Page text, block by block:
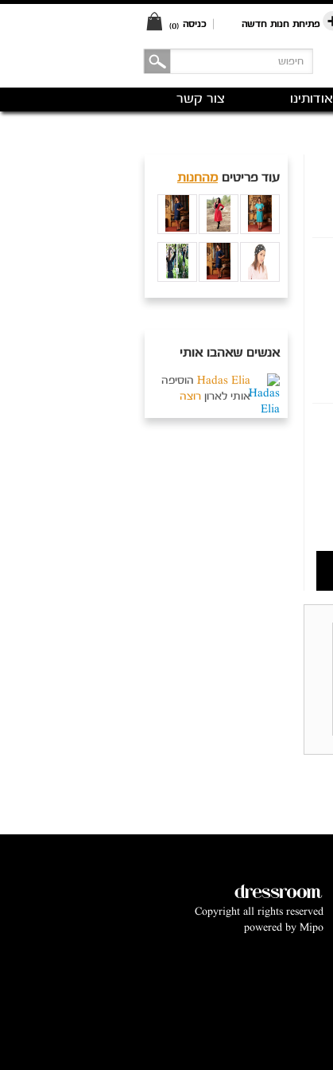
פתיחת חנות חדשה כניסה (0)
אודותינו צור קשר
עוד פריטיםמהחנות
אנשים שאהבו אותי
Hadas Elia הוסיפה
אותי לארון רוצה
Copyright all rights reserved
powered by Mipo